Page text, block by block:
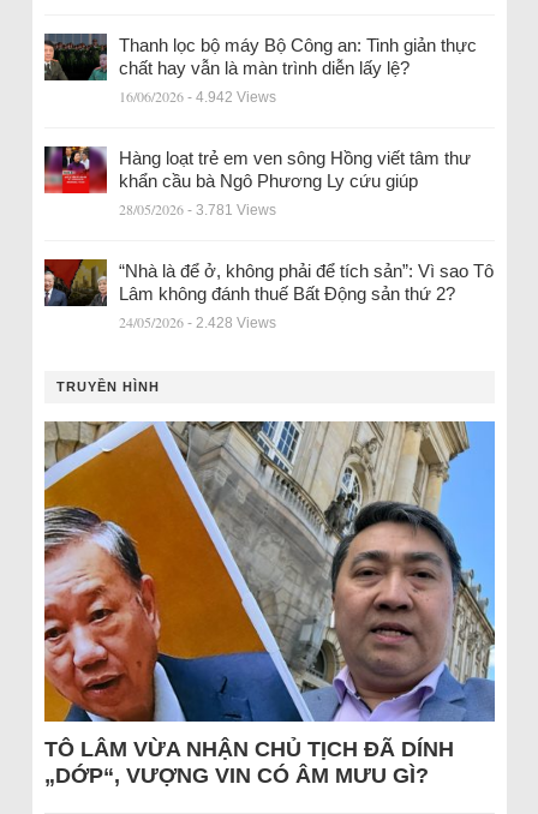
Thanh lọc bộ máy Bộ Công an: Tinh giản thực
chất hay vẫn là màn trình diễn lấy lệ?
16/06/2026 - 4.942 Views
Hàng loạt trẻ em ven sông Hồng viết tâm thư
khẩn cầu bà Ngô Phương Ly cứu giúp
28/05/2026 - 3.781 Views
“Nhà là để ở, không phải để tích sản”: Vì sao Tô
Lâm không đánh thuế Bất Động sản thứ 2?
24/05/2026 - 2.428 Views
TRUYỀN HÌNH
TÔ LÂM VỪA NHẬN CHỦ TỊCH ĐÃ DÍNH
„DỚP“, VƯỢNG VIN CÓ ÂM MƯU GÌ?